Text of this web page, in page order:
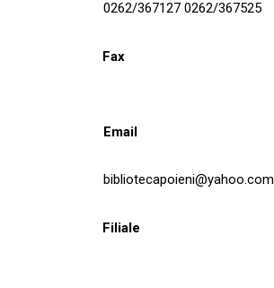
0262/367127 0262/367525
Fax
Email
bibliotecapoieni@yahoo.com
Filiale